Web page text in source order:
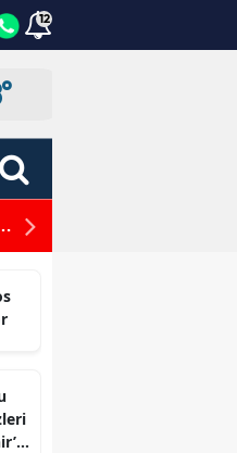
12
°
Muratpaşa Meclis Üyesi